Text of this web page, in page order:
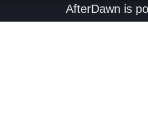
AfterDawn is